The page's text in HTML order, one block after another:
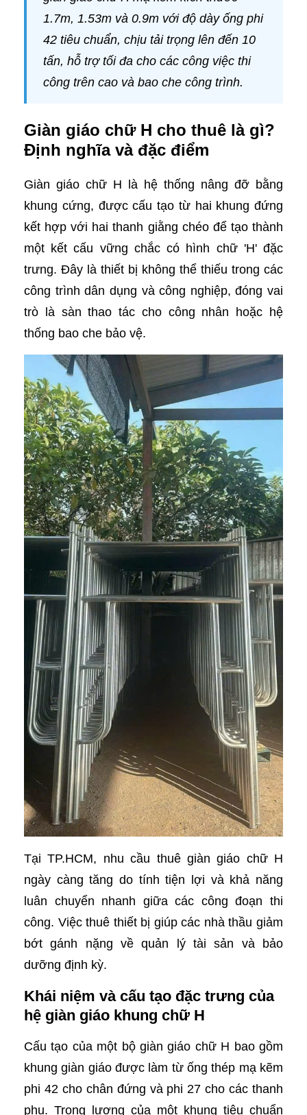
1.7m, 1.53m và 0.9m với độ dày ống phi
42 tiêu chuẩn, chịu tải trọng lên đến 10
tấn, hỗ trợ tối đa cho các công việc thi
công trên cao và bao che công trình.
Giàn giáo chữ H cho thuê là gì?
Định nghĩa và đặc điểm
Giàn giáo chữ H là hệ thống nâng đỡ bằng
khung cứng, được cấu tạo từ hai khung đứng
kết hợp với hai thanh giằng chéo để tạo thành
một kết cấu vững chắc có hình chữ 'H' đặc
trưng. Đây là thiết bị không thể thiếu trong các
công trình dân dụng và công nghiệp, đóng vai
trò là sàn thao tác cho công nhân hoặc hệ
thống bao che bảo vệ.
Tại TP.HCM, nhu cầu thuê giàn giáo chữ H
ngày càng tăng do tính tiện lợi và khả năng
luân chuyển nhanh giữa các công đoạn thi
công. Việc thuê thiết bị giúp các nhà thầu giảm
bớt gánh nặng về quản lý tài sản và bảo
dưỡng định kỳ.
Khái niệm và cấu tạo đặc trưng của
hệ giàn giáo khung chữ H
Cấu tạo của một bộ giàn giáo chữ H bao gồm
khung giàn giáo được làm từ ống thép mạ kẽm
phi 42 cho chân đứng và phi 27 cho các thanh
phụ. Trọng lượng của một khung tiêu chuẩn